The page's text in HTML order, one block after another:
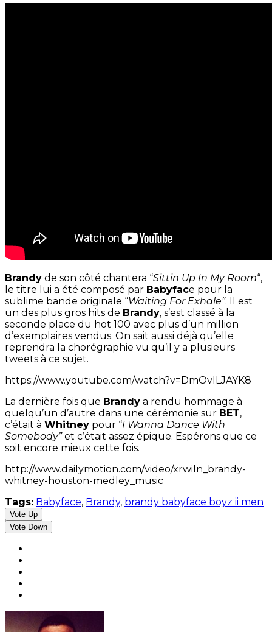
Brandy de son côté chantera “Sittin Up In My Room“,
le titre lui a été composé par Babyface pour la
sublime bande originale “Waiting For Exhale”. Il est
un des plus gros hits de Brandy, s’est classé à la
seconde place du hot 100 avec plus d’un million
d’exemplaires vendus. On sait aussi déjà qu’elle
reprendra la chorégraphie vu qu’il y a plusieurs
tweets à ce sujet.
https://www.youtube.com/watch?v=DmOvILJAYK8
La dernière fois que Brandy a rendu hommage à
quelqu’un d’autre dans une cérémonie sur BET,
c’était à Whitney pour “I Wanna Dance With
Somebody”et c’était assez épique. Espérons que ce
soit encore mieux cette fois.
http://www.dailymotion.com/video/xrwiln_brandy-
whitney-houston-medley_music
Tags: Babyface, Brandy, brandy babyface boyz ii men
Vote Up
Vote Down